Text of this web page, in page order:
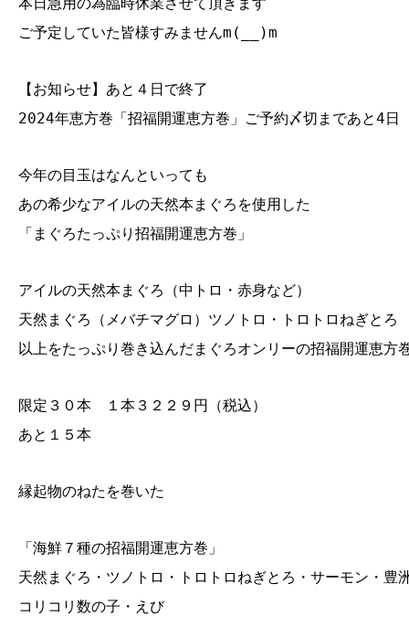
ご予定していた皆様すみませんm(__)m
【お知らせ】あと４日で終了
2024年恵方巻「招福開運恵方巻」ご予約〆切まであと4日
今年の目玉はなんといっても
あの希少なアイルの天然本まぐろを使用した
「まぐろたっぷり招福開運恵方巻」
アイルの天然本まぐろ（中トロ・赤身など）
天然まぐろ（メバチマグロ）ツノトロ・トロトロねぎとろ
以上をたっぷり巻き込んだまぐろオンリーの招福開運恵方
限定３０本 １本３２２９円（税込）
あと１５本
縁起物のねたを巻いた
「海鮮７種の招福開運恵方巻」
天然まぐろ・ツノトロ・トロトロねぎとろ・サーモン・豊
コリコリ数の子・えび